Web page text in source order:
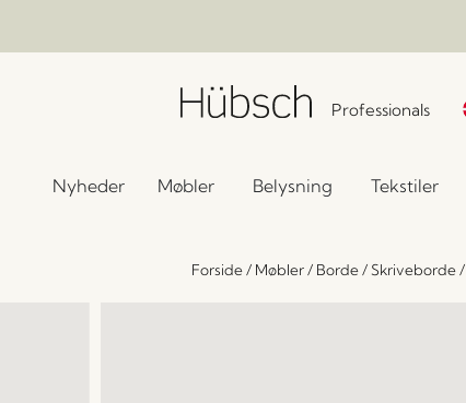
Professionals
Nyheder Møbler Belysning Tekstiler
Forside/ Møbler/ Borde/ Skriveborde/